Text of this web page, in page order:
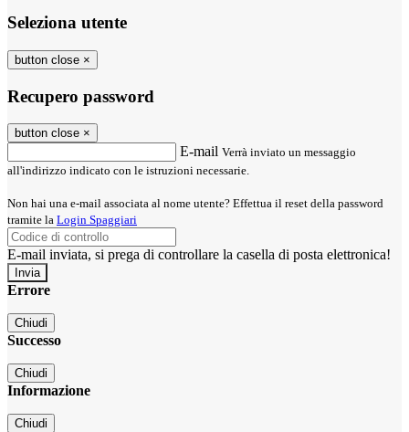
Seleziona utente
button close ×
Recupero password
button close ×
E-mail Verrà inviato un messaggio
all'indirizzo indicato con le istruzioni necessarie.
Non hai una e-mail associata al nome utente? Effettua il reset della password
tramite la Login Spaggiari
E-mail inviata, si prega di controllare la casella di posta elettronica!
Errore
Chiudi
Successo
Chiudi
Informazione
Chiudi